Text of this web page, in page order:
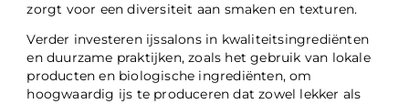
zorgt voor een diversiteit aan smaken en texturen.
Verder investeren ijssalons in kwaliteitsingrediënten
en duurzame praktijken, zoals het gebruik van lokale
producten en biologische ingrediënten, om
hoogwaardig ijs te produceren dat zowel lekker als